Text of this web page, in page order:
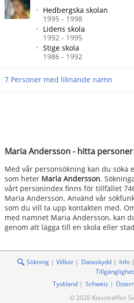
Maria Andersson - hitta
Med vår personsökning kan du söka
som heter Maria Andersson.
vårt personindex finns för tillfället
Maria Andersson. Använd vår
som du vill ta upp kontakten med.
med namnet Maria Andersson, kan
genom att lägga till en skola eller
Hedbergska skolan
1995 - 1998
Lidens skola
1992 - 1995
Stige skola
1986 - 1992
7 Personer med liknande namn
Sökning Villkor Dataskydd Info
Tillgänglighet
Tyskland
Schweiz
© 2026 Klassträffen